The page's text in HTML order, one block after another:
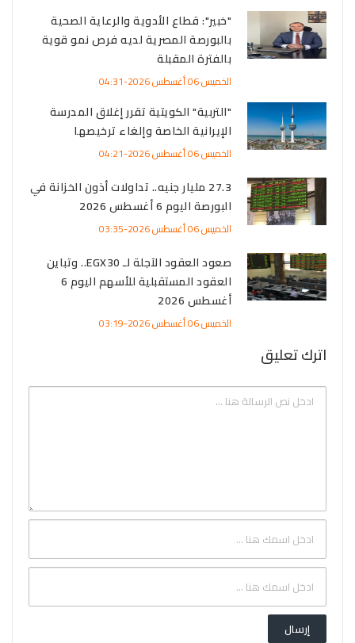
"خبير": قطاع الأدوية والرعاية الصحية
بالبورصة المصرية لديه فرص نمو قوية
بالفترة المقبلة
الخميس 06 أغسطس 2026-04:31
"التربية" الكويتية تقرر إغلاق المدرسة
الإيرانية الخاصة وإلغاء ترخيصها
الخميس 06 أغسطس 2026-04:21
27.3 مليار جنيه.. تداولات أذون الخزانة في
البورصة اليوم 6 أغسطس 2026
الخميس 06 أغسطس 2026-03:35
صعود العقود الآجلة لـ EGX30.. وتباين
العقود المستقبلية للأسهم اليوم 6
أغسطس 2026
الخميس 06 أغسطس 2026-03:19
اترك تعليق